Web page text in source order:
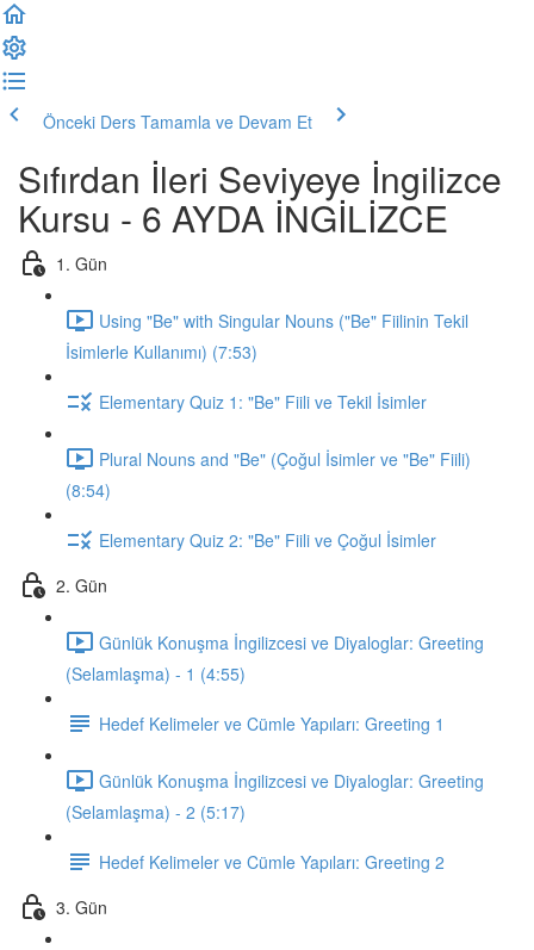
Önceki Ders Tamamla ve Devam Et
Sıfırdan İleri Seviyeye İngilizce
Kursu - 6 AYDA İNGİLİZCE
1. Gün
Using "Be" with Singular Nouns ("Be" Fiilinin Tekil
İsimlerle Kullanımı) (7:53)
Elementary Quiz 1: "Be" Fiili ve Tekil İsimler
Plural Nouns and "Be" (Çoğul İsimler ve "Be" Fiili)
(8:54)
Elementary Quiz 2: "Be" Fiili ve Çoğul İsimler
2. Gün
Günlük Konuşma İngilizcesi ve Diyaloglar: Greeting
(Selamlaşma) - 1 (4:55)
Hedef Kelimeler ve Cümle Yapıları: Greeting 1
Günlük Konuşma İngilizcesi ve Diyaloglar: Greeting
(Selamlaşma) - 2 (5:17)
Hedef Kelimeler ve Cümle Yapıları: Greeting 2
3. Gün